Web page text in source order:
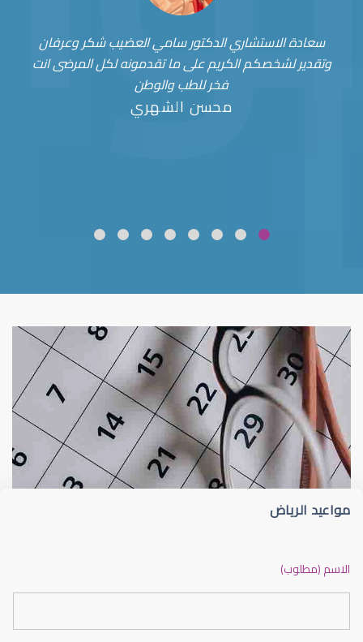
سعادة الاستشاري الدكتور سامي العضيب شكر وعرفان
وتقدير لشخصكم الكريم على ما تقدمونه لكل المرضى انت
فخر للطب والوطن
محسن الشهري
قلوبال لرعاية العين ضعف نظر
مواعيد الرياض
الاسم (مطلوب)